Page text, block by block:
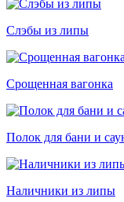
Слэбы из липы
Срощенная вагонка
Полок для бани и
Наличники из липы